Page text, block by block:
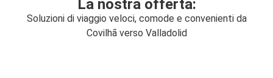
La nostra offerta:
Soluzioni di viaggio veloci, comode e convenienti da
Covilhã verso Valladolid